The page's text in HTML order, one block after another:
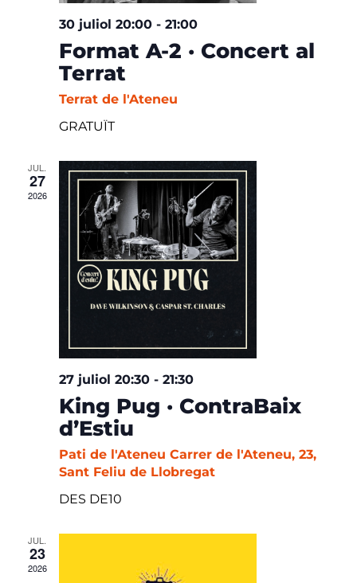
30 juliol 20:00- 21:00
Format A-2 · Concert al
Terrat
Terrat de l'Ateneu
GRATUÏT
JUL.
27
2026
27 juliol 20:30- 21:30
King Pug · ContraBaix
d’Estiu
Pati de l'Ateneu Carrer de l'Ateneu, 23,
Sant Feliu de Llobregat
DES DE10
JUL.
23
2026